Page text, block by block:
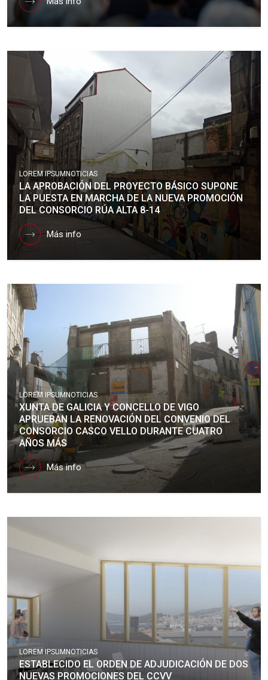
LOREM IPSUM NOTICIAS
LA APROBACIÓN DEL PROYECTO BÁSICO SUPONE
LA PUESTA EN MARCHA DE LA NUEVA PROMOCIÓN
DEL CONSORCIO RÚA ALTA 8-14
Más info
LOREM IPSUM NOTICIAS
XUNTA DE GALICIA Y CONCELLO DE VIGO
APRUEBAN LA RENOVACIÓN DEL CONVENIO DEL
CONSORCIO CASCO VELLO DURANTE CUATRO
AÑOS MÁS
Más info
LOREM IPSUM NOTICIAS
ESTABLECIDO EL ORDEN DE ADJUDICACIÓN DE DOS
NUEVAS PROMOCIONES DEL CCVV